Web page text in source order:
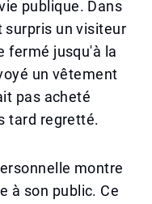
publique. Dans
surpris un visiteur
fermé jusqu'à la
un vêtement
pas acheté
tard regretté.
montre
à son public. Ce